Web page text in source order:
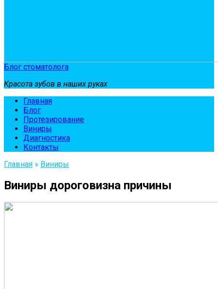
Блог стоматолога
Красота зубов в наших руках
Главная
Блог
Протезирование
Виниры
Диагностика
Контакты
Главная » Виниры
Виниры дороговизна причины